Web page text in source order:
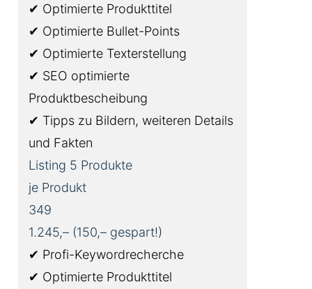
✔ Optimierte Produkttitel
✔ Optimierte Bullet-Points
✔ Optimierte Texterstellung
✔ SEO optimierte
Produktbescheibung
✔ Tipps zu Bildern, weiteren Details
und Fakten
Listing 5 Produkte
je Produkt
349
1.245,– (150,– gespart!)
✔ Profi-Keywordrecherche
✔ Optimierte Produkttitel